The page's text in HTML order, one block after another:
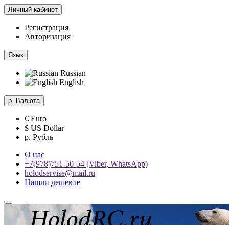
Личный кабинет
Регистрация
Авторизация
Язык
Russian
English
р. Валюта
€ Euro
$ US Dollar
р. Рубль
О нас
+7(978)751-50-54 (Viber, WhatsApp)
holodservise@mail.ru
Нашли дешевле